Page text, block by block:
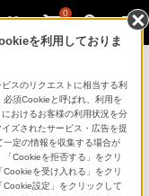
0
できない
を利用しておりま
スのリクエストに相当する利
須Cookieと呼ばれ、利用を
おけるお客様の利用状況を分
ズされたサービス・広告を提
定の情報を収集する場合が
Cookieを拒否する」をクリ
を受け入れる」をクリ
設定」をクリックして